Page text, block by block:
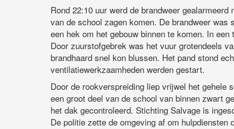
Rond 22:10 uur werd de brandweer
van de school zagen komen. De brandweer
een hek om het gebouw binnen te komen. In
Door zuurstofgebrek was het vuur grotendeels
brandhaard snel kon blussen. Het pand stond
ventilatiewerkzaamheden werden gestart.
Door de rookverspreiding liep vrijwel het gehele
een groot deel van de school van binnen zwart
het dak gecontroleerd. Stichting Salvage is
De politie zette de omgeving af om hulpdiensten